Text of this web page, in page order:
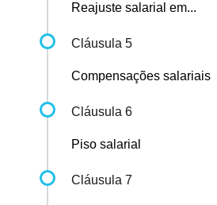
Reajuste salarial em...
Cláusula 5
Compensações salariais
Cláusula 6
Piso salarial
Cláusula 7